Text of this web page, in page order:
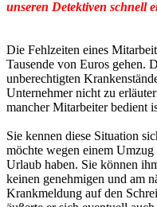
unseren Detektiven schnell
Die Fehlzeiten eines
Tausende von Euros gehen.
unberechtigten
Unternehmer nicht zu
mancher Mitarbeiter bedient
Sie kennen diese Situation
möchte wegen einem
Urlaub haben. Sie können
keinen genehmigen und am
Krankmeldung auf den